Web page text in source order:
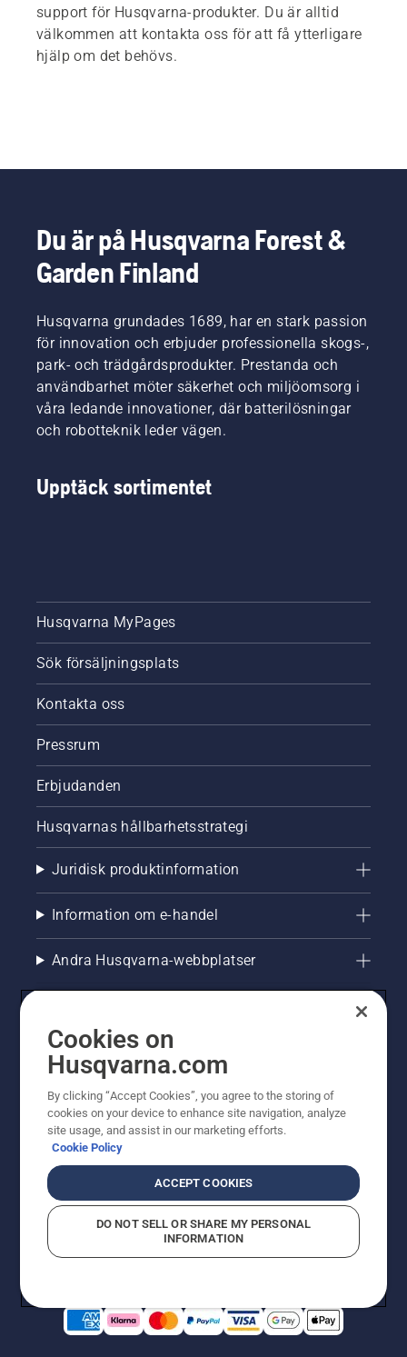
support för Husqvarna-produkter. Du är alltid
välkommen att kontakta oss för att få ytterligare
hjälp om det behövs.
Du är på Husqvarna Forest &
Garden Finland
Husqvarna grundades 1689, har en stark passion
för innovation och erbjuder professionella skogs-,
park- och trädgårdsprodukter. Prestanda och
användbarhet möter säkerhet och miljöomsorg i
våra ledande innovationer, där batterilösningar
och robotteknik leder vägen.
Upptäck sortimentet
Husqvarna MyPages
Sök försäljningsplats
Kontakta oss
Pressrum
Erbjudanden
Husqvarnas hållbarhetsstrategi
Juridisk produktinformation
Information om e-handel
Andra Husqvarna-webbplatser
© Husqvarna AB (publ). All rights reserved. Priserna
som visas är rekommenderade cirkapriser. Alla angivna
priser är rekommenderade försäljningspriser (inkl.
moms) om inte produkten är tillgänglig för direkt köp.
CookiepolicyAnvändningsvillkor Sekretessmeddelande
Företagsinformation
Cookies on
Husqvarna.com
By clicking “Accept Cookies”, you agree to the storing of
cookies on your device to enhance site navigation, analyze
site usage, and assist in our marketing efforts.
Cookie Policy
ACCEPT COOKIES
DO NOT SELL OR SHARE MY PERSONAL
INFORMATION